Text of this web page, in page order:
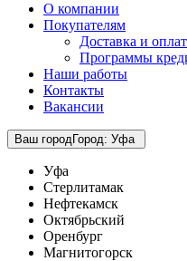
О компании
Покупателям
Доставка и
Программы
Наши работы
Контакты
Вакансии
Ваш городГород: Уфа
Уфа
Стерлитамак
Нефтекамск
Октябрьский
Оренбург
Магнитогорск